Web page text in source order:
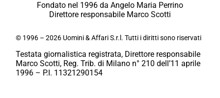
Fondato nel 1996 da Angelo Maria Perrino
Direttore responsabile Marco Scotti
© 1996 – 2026 Uomini & Affari S.r.l. Tutti i diritti sono riservati
Testata giornalistica registrata, Direttore responsabile
Marco Scotti, Reg. Trib. di Milano n° 210 dell’11 aprile
1996 – P.I. 11321290154